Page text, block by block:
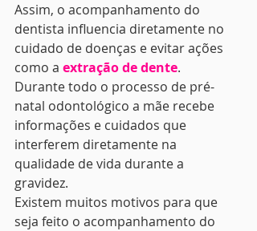
Assim, o acompanhamento do
dentista influencia diretamente no
cuidado de doenças e evitar ações
como a extração de dente.
Durante todo o processo de pré-
natal odontológico a mãe recebe
informações e cuidados que
interferem diretamente na
qualidade de vida durante a
gravidez.
Existem muitos motivos para que
seja feito o acompanhamento do